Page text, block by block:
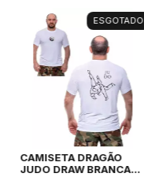
ESGOTADO
CAMISETA DRAGÃO
JUDO DRAW BRANCA